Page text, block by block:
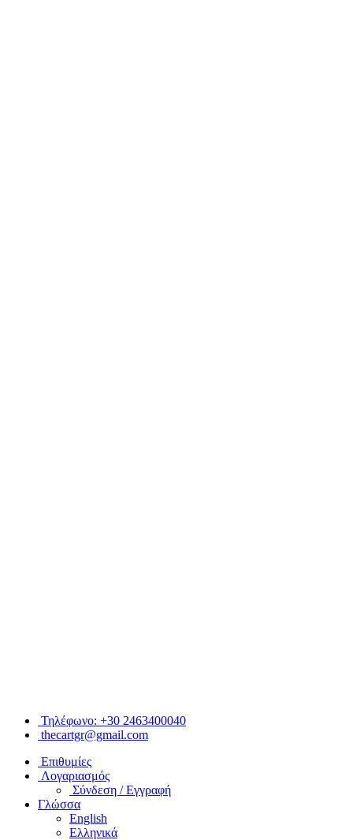
Τηλέφωνο: +30 2463400040
thecartgr@gmail.com
Επιθυμίες
Λογαριασμός
Σύνδεση / Εγγραφή
Γλώσσα
English
Ελληνικά